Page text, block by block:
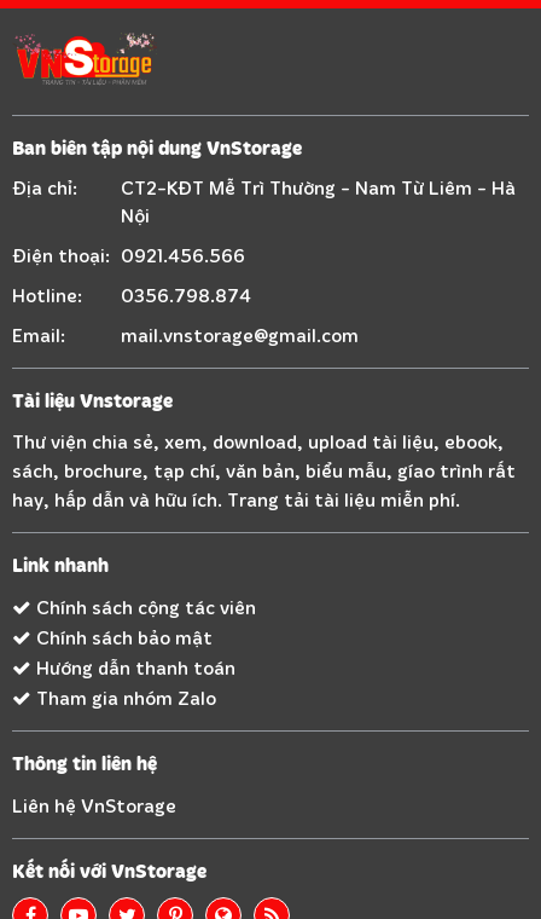
Ban biên tập nội dung VnStorage
Địa chỉ:
CT2-KĐT Mễ Trì Thường - Nam Từ Liêm - Hà
Nội
Điện thoại: 0921.456.566
Hotline:
0356.798.874
Email:
mail.vnstorage@gmail.com
Tài liệu Vnstorage
Thư viện chia sẻ, xem, download, upload tài liệu, ebook,
sách, brochure, tạp chí, văn bản, biểu mẫu, gíao trình rất
hay, hấp dẫn và hữu ích. Trang tải tài liệu miễn phí.
Link nhanh
Chính sách cộng tác viên
Chính sách bảo mật
Hướng dẫn thanh toán
Tham gia nhóm Zalo
Thông tin liên hệ
Liên hệ VnStorage
Kết nối với VnStorage